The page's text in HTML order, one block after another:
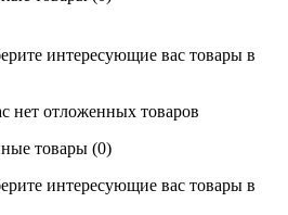
интересующие вас товары в
нет отложенных товаров
товары (0)
интересующие вас товары в